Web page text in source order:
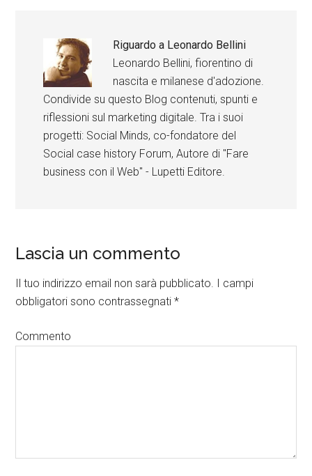
Riguardo a Leonardo Bellini
Leonardo Bellini, fiorentino di
nascita e milanese d'adozione.
Condivide su questo Blog contenuti, spunti e
riflessioni sul marketing digitale. Tra i suoi
progetti: Social Minds, co-fondatore del
Social case history Forum, Autore di "Fare
business con il Web" - Lupetti Editore.
Lascia un commento
Il tuo indirizzo email non sarà pubblicato. I campi
obbligatori sono contrassegnati*
Commento